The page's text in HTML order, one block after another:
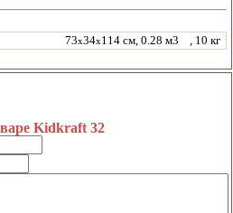
73x34x114 см, 0.28 м3 , 10 кг
Kidkraft 32